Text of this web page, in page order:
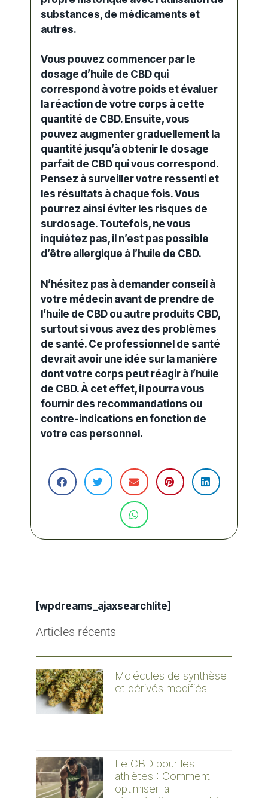
substances, de médicaments et
autres.
Vous pouvez commencer par le
dosage d’huile de CBD qui
correspond à votre poids et évaluer
la réaction de votre corps à cette
quantité de CBD. Ensuite, vous
pouvez augmenter graduellement la
quantité jusqu’à obtenir le dosage
parfait de CBD qui vous correspond.
Pensez à surveiller votre ressenti et
les résultats à chaque fois. Vous
pourrez ainsi éviter les risques de
surdosage. Toutefois, ne vous
inquiétez pas, il n’est pas possible
d’être allergique à l’huile de CBD.
N’hésitez pas à demander conseil à
votre médecin avant de prendre de
l’huile de CBD ou autre produits CBD,
surtout si vous avez des problèmes
de santé. Ce professionnel de santé
devrait avoir une idée sur la manière
dont votre corps peut réagir à l’huile
de CBD. À cet effet, il pourra vous
fournir des recommandations ou
contre-indications en fonction de
votre cas personnel.
[wpdreams_ajaxsearchlite]
Articles récents
Molécules de synthèse
et dérivés modifiés
Le CBD pour les
athlètes : Comment
optimiser la